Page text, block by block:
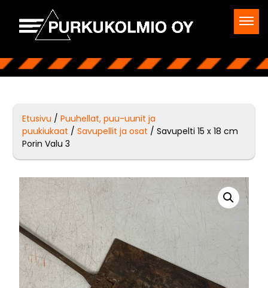
Etusivu /Puuhellat, puu-uunit ja
puukiukaat /Savupellit ja osat / Savupelti 15 x 18 cm
Porin Valu 3